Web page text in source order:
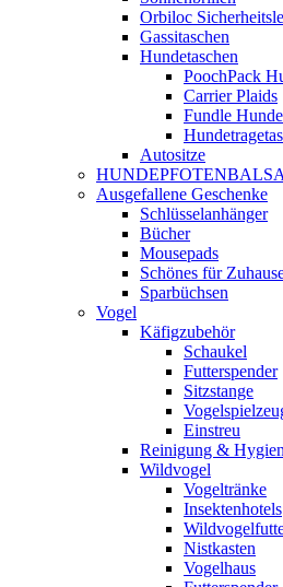
Orbiloc
Gassitaschen
Hundetaschen
PoochPack
Carrier Plaids
Fundle
Autositze
Ausgefallene Geschenke
Schlüsselanhänger
Bücher
Mousepads
Schönes für
Sparbüchsen
Vogel
Käfigzubehör
Schaukel
Futterspender
Sitzstange
Einstreu
Reinigung &
Wildvogel
Vogeltränke
Insektenhotels
Nistkasten
Vogelhaus